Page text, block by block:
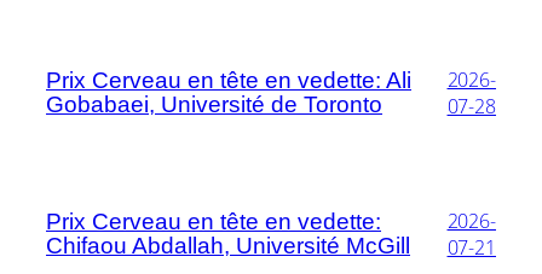
Prix Cerveau en tête en vedette: Ali
Gobabaei, Université de Toronto
2026-
07-28
Prix Cerveau en tête en vedette:
Chifaou Abdallah, Université McGill
2026-
07-21